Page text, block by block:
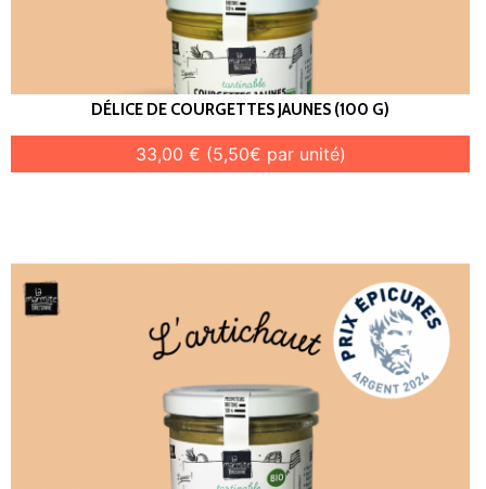
DÉLICE DE COURGETTES JAUNES (100 G)
33,00 € (5,50€ par unité)